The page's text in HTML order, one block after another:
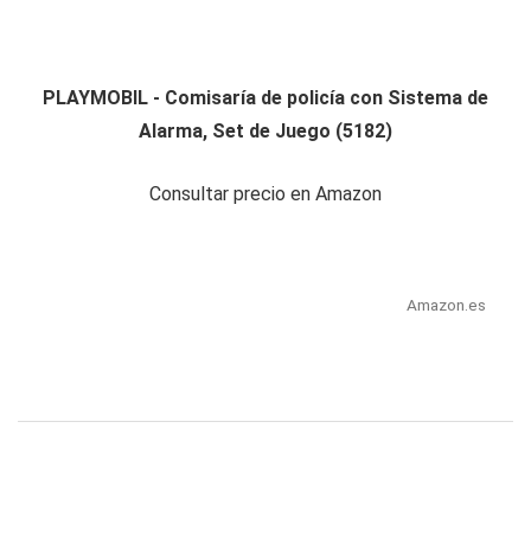
PLAYMOBIL - Comisaría de policía con Sistema de
Alarma, Set de Juego (5182)
Consultar precio en Amazon
Amazon.es